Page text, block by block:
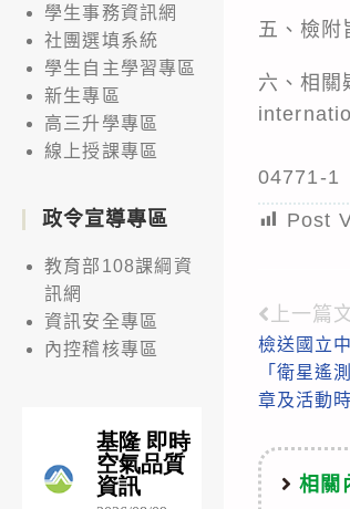
五、檢附
六、相關
04771-1
Post
Read
more
上一篇
檢送國立
「衛星遙
章及活動
相關
學生事務資訊網
社團選填系統
學生自主學習專區
新生專區
高三升學專區
線上授課專區
政令宣導專區
教育部108課綱資
訊網
資訊安全專區
內控稽核專區